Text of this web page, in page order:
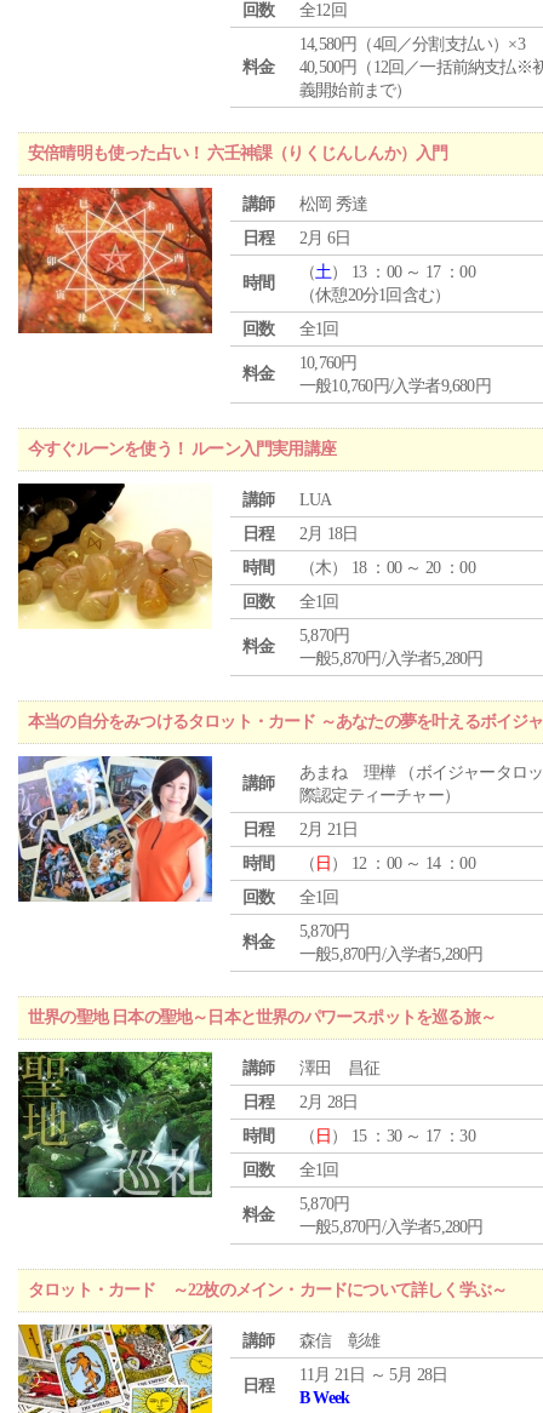
回数
全12回
料金
14,580円（4回／分割支払い）×3
40,500円（12回／一括前納支払※
義開始前まで）
安倍晴明も使った占い！ 六壬神課（りくじんしんか）入門
講師
松岡 秀達
日程
2月 6日
時間
（土） 13 ：00 ～ 17 ：00
（休憩20分1回含む）
回数
全1回
料金
10,760円
一般10,760円/入学者9,680円
今すぐルーンを使う！ ルーン入門実用講座
講師
LUA
日程
2月 18日
時間
（木） 18 ：00 ～ 20 ：00
回数
全1回
料金
5,870円
一般5,870円/入学者5,280円
本当の自分をみつけるタロット・カード ～あなたの夢を叶えるボイジ
講師
あまね 理樺 （ボイジャータロ
際認定ティーチャー）
日程
2月 21日
時間
（ 日 ） 12 ：00 ～ 14 ：00
回数
全1回
料金
5,870円
一般5,870円/入学者5,280円
世界の聖地 日本の聖地～日本と世界のパワースポットを巡る旅～
講師
澤田 昌征
日程
2月 28日
時間
（ 日 ） 15 ：30 ～ 17 ：30
回数
全1回
料金
5,870円
一般5,870円/入学者5,280円
タロット・カード ～22枚のメイン・カードについて詳しく学ぶ～
講師 森信 彰雄
日程
11月 21日 ～ 5月 28日
B Week